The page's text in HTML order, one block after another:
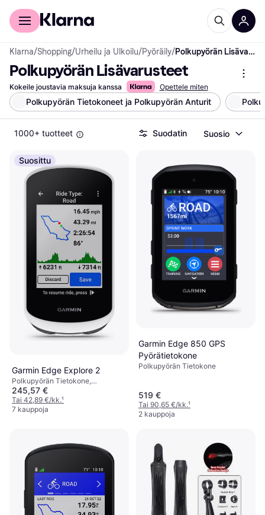
Kuluttajille
Klarna/Shopping/Urheilu ja Ulkoilu/Pyöräily/ Polkupyörän Lisävarusteet
Polkupyörän Lisävarusteet
Kokeile joustavia maksuja kanssa Opettele miten
Polkupyörän Tietokoneet ja Polkupyörän Anturit
1000+ tuotteet Suodatin Suosio
Suosittu
Garmin Edge Explore 2
Polkupyörän Tietokone,
Kosketusnäyttö, Värinäyttö, ANT+
245,57 €
Tai 42,89 €/kk.¹
7 kauppoja
Garmin Edge 850 GPS
Pyörätietokone
Polkupyörän Tietokone
519 €
Tai 90,65 €/kk.¹
2 kauppoja